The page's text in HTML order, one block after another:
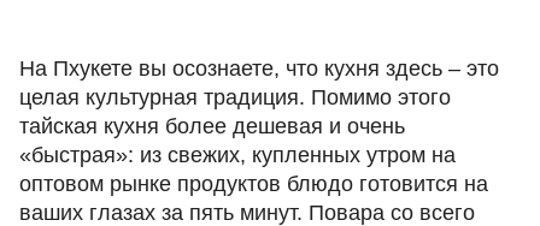
На Пхукете вы осознаете, что кухня здесь – это
целая культурная традиция. Помимо этого
тайская кухня более дешевая и очень
«быстрая»: из свежих, купленных утром на
оптовом рынке продуктов блюдо готовится на
ваших глазах за пять минут. Повара со всего